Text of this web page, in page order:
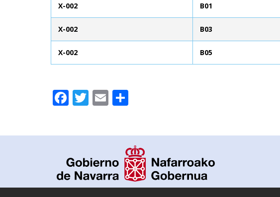
X-002 B01
X-002 B03
X-002 B05
Facebook
Twitter
Email